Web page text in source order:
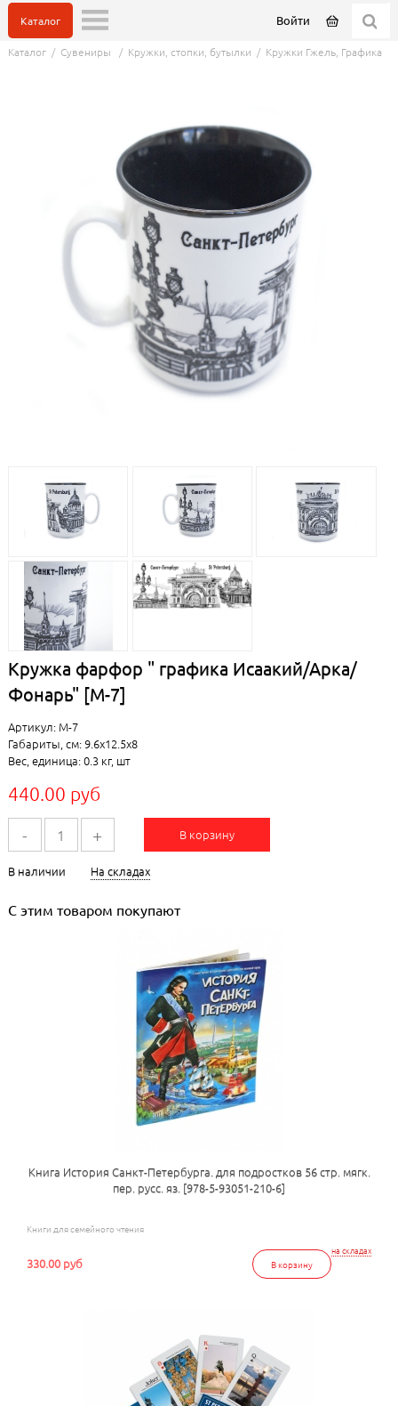
Войти
Каталог
Каталог/ Сувениры / Кружки, стопки, бутылки / Кружки Гжель, Графика
Кружка фарфор " графика Исаакий/Арка/
Фонарь" [М-7]
Артикул: М-7
Габариты, см: 9.6x12.5x8
Вес, единица: 0.3 кг, шт
440.00 руб
- + В корзину
В наличии На складах
С этим товаром покупают
Книга История Санкт-Петербурга. для подростков 56 стр. мягк.
пер. русс. яз. [978-5-93051-210-6]
Книги для семейного чтения
на складах
В корзину
330.00 руб